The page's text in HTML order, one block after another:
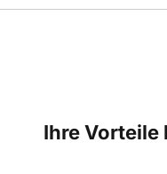
Ihre Vorteile